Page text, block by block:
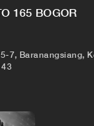
165 BOGOR
7, Baranangsiang,